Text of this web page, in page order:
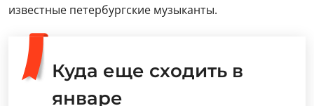
известные петербургские музыканты.
Куда еще сходить в
январе